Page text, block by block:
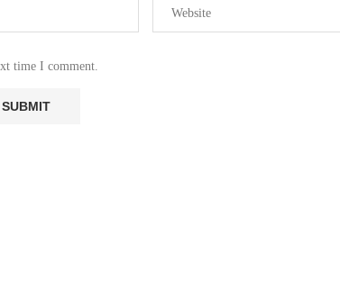
time I comment.